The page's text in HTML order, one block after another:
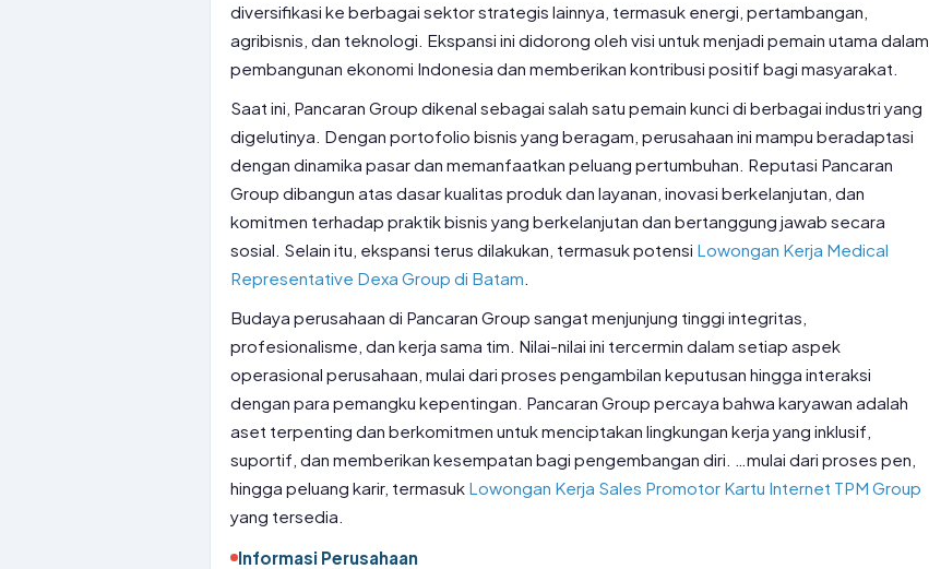
diversifikasi ke berbagai sektor strategis lainnya, termasuk energi, pertambangan,
agribisnis, dan teknologi. Ekspansi ini didorong oleh visi untuk menjadi pemain utama dalam
pembangunan ekonomi Indonesia dan memberikan kontribusi positif bagi masyarakat.
Saat ini, Pancaran Group dikenal sebagai salah satu pemain kunci di berbagai industri yang
digelutinya. Dengan portofolio bisnis yang beragam, perusahaan ini mampu beradaptasi
dengan dinamika pasar dan memanfaatkan peluang pertumbuhan. Reputasi Pancaran
Group dibangun atas dasar kualitas produk dan layanan, inovasi berkelanjutan, dan
komitmen terhadap praktik bisnis yang berkelanjutan dan bertanggung jawab secara
sosial. Selain itu, ekspansi terus dilakukan, termasuk potensi Lowongan Kerja Medical
Representative Dexa Group di Batam
Budaya perusahaan di Pancaran Group sangat menjunjung tinggi integritas,
profesionalisme, dan kerja sama tim. Nilai-nilai ini tercermin dalam setiap aspek
operasional perusahaan, mulai dari proses pengambilan keputusan hingga interaksi
dengan para pemangku kepentingan. Pancaran Group percaya bahwa karyawan adalah
aset terpenting dan berkomitmen untuk menciptakan lingkungan kerja yang inklusif,
suportif, dan memberikan kesempatan bagi pengembangan diri. …mulai dari proses pen,
hingga peluang karir, termasuk Lowongan Kerja Sales Promotor Kartu Internet TPM Group
yang tersedia.
Informasi Perusahaan